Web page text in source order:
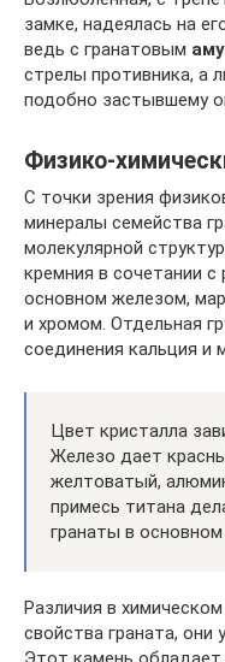
замке, надеялась на
ведь с гранатовым
стрелы противника, а
подобно застывшему
Физико-
С точки зрения
минералы семейства
молекулярной
кремния в сочетании
основном железом,
и хромом. Отдельная
соединения кальция и
Цвет кристалла
Железо дает
желтоватый,
примесь титана
гранаты в
Различия в
свойства граната, они